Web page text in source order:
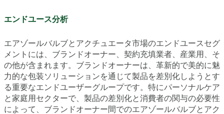
エンドユース分析
エアゾールバルブとアクチュエータ市場のエンドユースセグ
メントには、ブランドオーナー、契約充填業者、産業用、そ
の他が含まれます。ブランドオーナーは、革新的で美的に魅
力的な包装ソリューションを通じて製品を差別化しようとす
る重要なエンドユーザーグループです。特にパーソナルケア
と家庭用セクターで、製品の差別化と消費者の関与の必要性
によって、ブランドオーナー間でのエアゾールバルブとアク